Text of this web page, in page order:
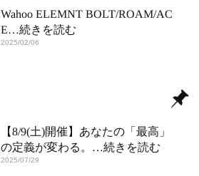
Wahoo ELEMNT BOLT/ROAM/AC
E…続きを読む
2025/02/06
【8/9(土)開催】あなたの「最高」
の定義が変わる。 …続きを読む
2025/07/29